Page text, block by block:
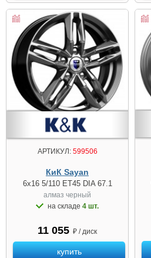
АРТИКУЛ:599506
КиК Sayan
6x16 5/110 ET45 DIA 67.1
алмаз чeрный
на складе 4 шт.
11 055 ₽ / диск
купить